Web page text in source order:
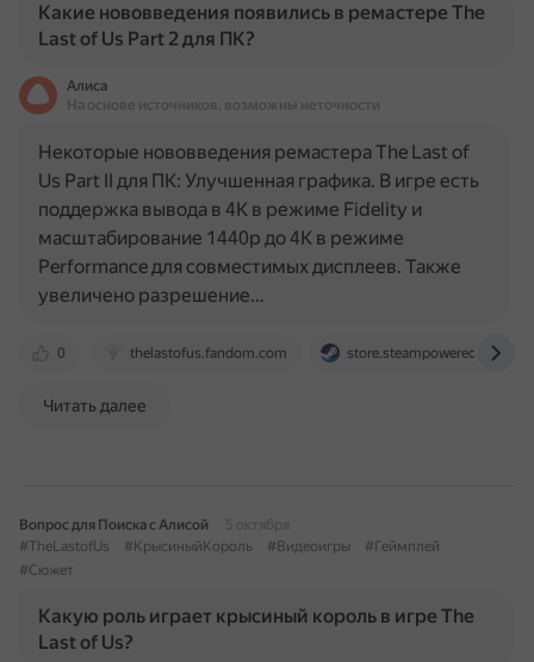
Какие нововведения появились в ремастере The
Last of Us Part 2 для ПК?
Алиса
На основе источников, возможны неточности
0 thelastofus.fandom.com store.steampowered.com
Некоторые нововведения ремастера The Last of
Us Part II для ПК: Улучшенная графика. В игре есть
поддержка вывода в 4K в режиме Fidelity и
масштабирование 1440p до 4K в режиме
Performance для совместимых дисплеев. Также
увеличено разрешение…
Читать далее
Вопрос для Поиска с Алисой
5 октября
#TheLastofUs
#КрысиныйКороль #Видеоигры
#Геймплей
#Сюжет
Какую роль играет крысиный король в игре The
Last of Us?